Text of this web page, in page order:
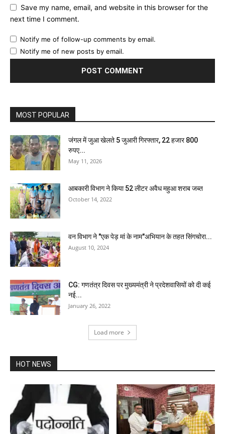
Save my name, email, and website in this browser for the
next time I comment.
Notify me of follow-up comments by email.
Notify me of new posts by email.
MOST POPULAR
जंगल में जुआ खेलते 5 जुआरी गिरफ्तार, 22 हजार 800
रुपए...
May 11, 2026
आबकारी विभाग ने किया 52 लीटर अवैध महुआ शराब जब्त
October 14, 2022
वन विभाग ने "एक पेड़ मां के नाम"अभियान के तहत सिंगचोरा...
August 10, 2024
CG: गणतंत्र दिवस पर मुख्यमंत्री ने प्रदेशवासियों को दी कई
नई...
January 26, 2022
Load more
HOT NEWS